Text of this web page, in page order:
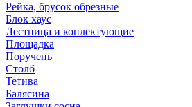
Рейка, брусок обрезные
Блок хаус
Лестница и коплектующие
Площадка
Поручень
Столб
Тетива
Балясина